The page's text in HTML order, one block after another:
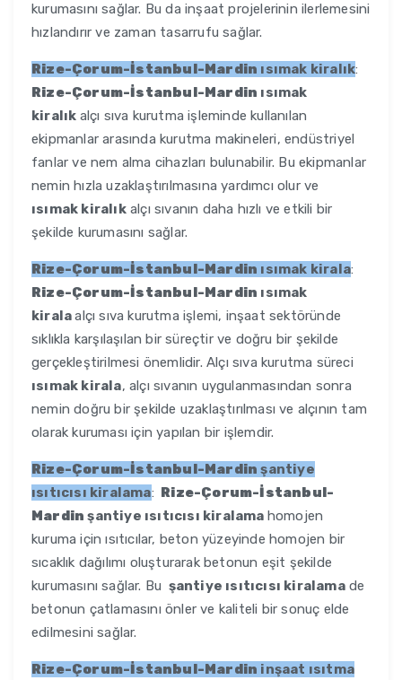
kurumasını sağlar. Bu da inşaat projelerinin ilerlemesini
hızlandırır ve zaman tasarrufu sağlar.
Rize-Çorum-İstanbul-Mardin ısımak kiralık:
Rize-Çorum-İstanbul-Mardin ısımak
kiralık alçı sıva kurutma işleminde kullanılan
ekipmanlar arasında kurutma makineleri, endüstriyel
fanlar ve nem alma cihazları bulunabilir. Bu ekipmanlar
nemin hızla uzaklaştırılmasına yardımcı olur ve
ısımak kiralıkalçı sıvanın daha hızlı ve etkili bir
şekilde kurumasını sağlar.
Rize-Çorum-İstanbul-Mardin ısımak kirala:
Rize-Çorum-İstanbul-Mardin ısımak
kiralaalçı sıva kurutma işlemi, inşaat sektöründe
sıklıkla karşılaşılan bir süreçtir ve doğru bir şekilde
gerçekleştirilmesi önemlidir. Alçı sıva kurutma süreci
ısımak kirala, alçı sıvanın uygulanmasından sonra
nemin doğru bir şekilde uzaklaştırılması ve alçının tam
olarak kuruması için yapılan bir işlemdir.
Rize-Çorum-İstanbul-Mardin şantiye
ısıtıcısı kiralama: Rize-Çorum-İstanbul-
Mardin şantiye ısıtıcısı kiralama homojen
kuruma için ısıtıcılar, beton yüzeyinde homojen bir
sıcaklık dağılımı oluşturarak betonun eşit şekilde
kurumasını sağlar. Bu şantiye ısıtıcısı kiralamade
betonun çatlamasını önler ve kaliteli bir sonuç elde
edilmesini sağlar.
Rize-Çorum-İstanbul-Mardin inşaat ısıtma